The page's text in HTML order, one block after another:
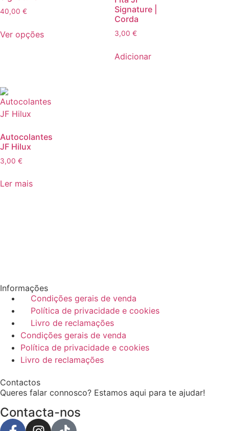
40,00 €
Ver opções
Signature |
Corda
3,00 €
Adicionar
Autocolantes
JF Hilux
3,00 €
Ler mais
Informações
Condições gerais de venda
Política de privacidade e cookies
Livro de reclamações
Condições gerais de venda
Política de privacidade e cookies
Livro de reclamações
Contactos
Queres falar connosco? Estamos aqui para te ajudar!
Contacta-nos